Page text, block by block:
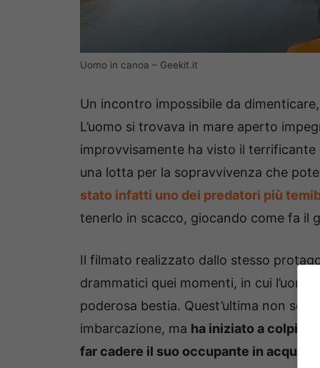
Uomo in canoa – Geekit.it
Un incontro impossibile da
L’uomo si trovava in mare aperto
improvvisamente ha visto il
una lotta per la sopravvivenza che
stato infatti uno dei predatori più
tenerlo in scacco, giocando come fa il
Il filmato realizzato dallo stesso
drammatici quei momenti, in cui
poderosa bestia. Quest’ultima non
imbarcazione, ma ha iniziato a colpirla
far cadere il suo occupante in acqua